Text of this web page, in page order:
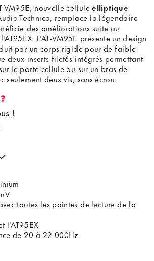
VM95E, nouvelle celluleelliptique
Technica, remplace la légendaire
des améliorations suite au
L'AT-VM95E présente un design
par un corps rigide pour de faible
deux inserts filetés intégrés permettant
le porte-cellule ou sur un bras de
seulement deux vis, sans écrou.
!
toutes les pointes de lecture de la
l'AT95EX
de 20 à 22 000Hz